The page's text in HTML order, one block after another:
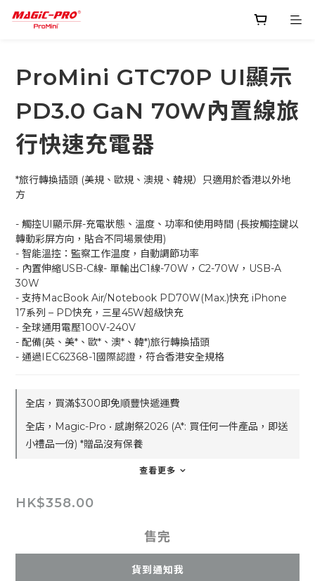
ProMini GTC70P UI顯示
PD3.0 GaN 70W內置線旅
行快速充電器
*旅行轉換插頭 (美規、歐規、澳規、韓規）只適用於香港以外地
方
- 觸控UI顯示屏-充電狀態、溫度、功率和使用時間 (長按觸控鍵以
轉動彩屏方向，貼合不同場景使用)
- 智能溫控：監察工作温度，自動調節功率
- 內置伸縮USB-C線- 單輸出C1線-70W，C2-70W，USB-A
30W
- 支持MacBook Air/Notebook PD70W(Max.)快充 iPhone
17系列 – PD快充，三星45W超級快充
- 全球通用電壓100V-240V
- 配備(英、美*、歐*、澳*、韓*)旅行轉換插頭
- 通過IEC62368-1國際認證，符合香港安全規格
全店，買滿$300即免順豐快遞運費
全店，Magic-Pro • 感謝祭2026 (A*: 買任何一件產品，即送
小禮品一份) *贈品沒有保養
查看更多
HK$358.00
售完
貨到通知我